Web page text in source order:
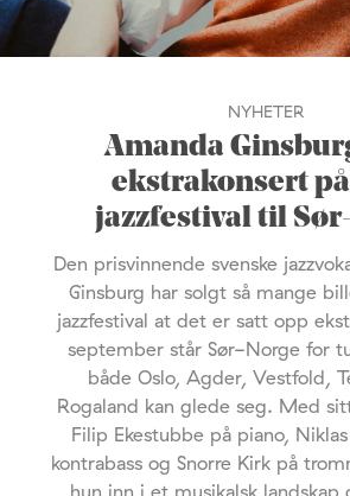
NYHETER
Amanda
ekstrakonsert
jazzfestival til
Den prisvinnende svenske
Ginsburg har solgt så mange
jazzfestival at det er satt opp
september står Sør-Norge for
både Oslo, Agder, Vestfold,
Rogaland kan glede seg. Med
Filip Ekestubbe på piano,
kontrabass og Snorre Kirk på
hun inn i et musikalsk landskap